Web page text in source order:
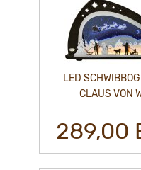
LED
CLAUS VON
289,00